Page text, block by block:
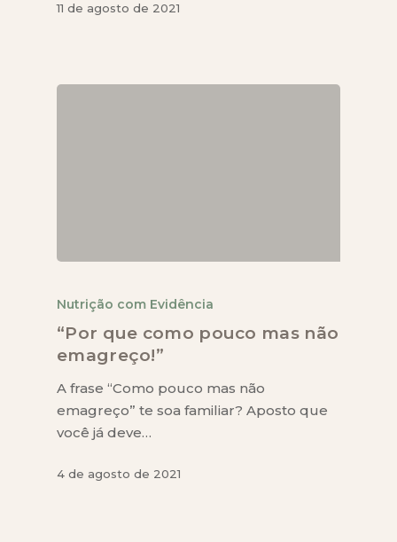
11 de agosto de 2021
Nutrição com Evidência
“Por que como pouco mas não
emagreço!”
A frase “Como pouco mas não
emagreço” te soa familiar? Aposto que
você já deve…
4 de agosto de 2021